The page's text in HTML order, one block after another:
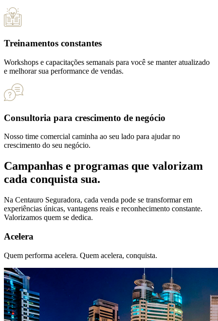
Treinamentos constantes
Workshops e capacitações semanais para você se manter atualizado
e melhorar sua performance de vendas.
Consultoria para crescimento de negócio
Nosso time comercial caminha ao seu lado para ajudar no
crescimento do seu negócio.
Campanhas e programas que valorizam
cada conquista sua.
Na Centauro Seguradora, cada venda pode se transformar em
experiências únicas, vantagens reais e reconhecimento constante.
Valorizamos quem se dedica.
Acelera
Quem performa acelera. Quem acelera, conquista.